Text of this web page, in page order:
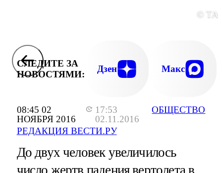
08:45 02
НОЯБРЯ 2016
17:53
02.11.2016
РЕДАКЦИЯ ВЕСТИ.РУ
ОБЩЕСТВО
©
СЛЕДИТЕ ЗА
НОВОСТЯМИ:
Дзен Макс
До двух человек увеличилось